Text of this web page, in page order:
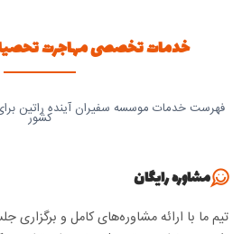
خدمات تخصصی مهاجرت
فهرست خدمات موسسه سفیران آینده راتین
کشور
مشاوره رایگان
تیم ما با ارائه مشاوره‌های کامل و برگزاری